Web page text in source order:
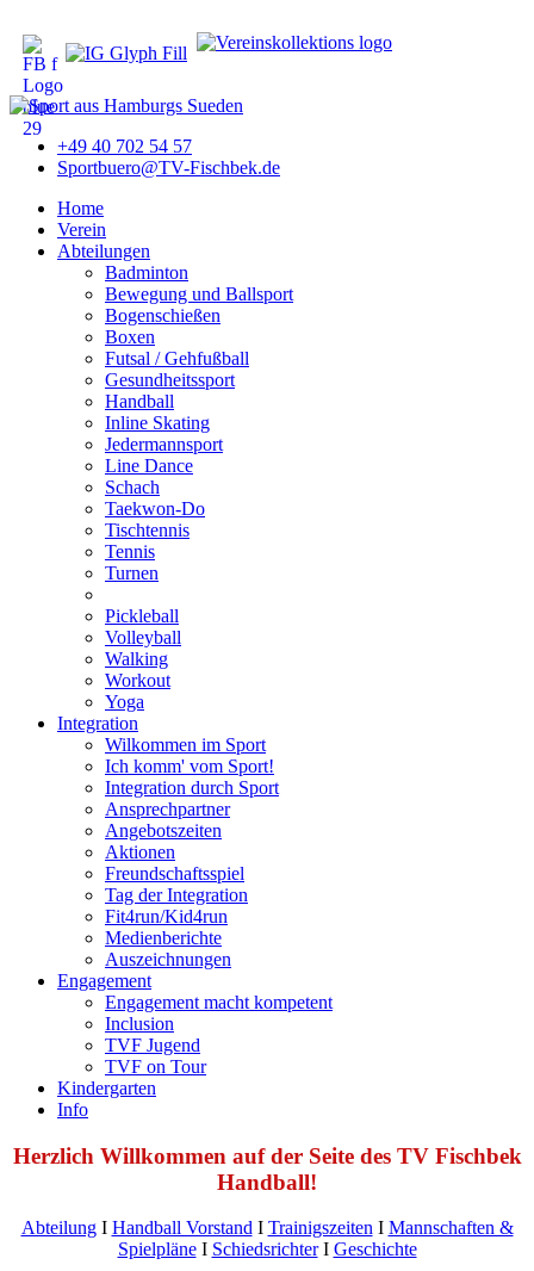
+49 40 702 54 57
Sportbuero@TV-Fischbek.de
Home
Verein
Abteilungen
Badminton
Bewegung und Ballsport
Bogenschießen
Boxen
Futsal / Gehfußball
Gesundheitssport
Handball
Inline Skating
Jedermannsport
Line Dance
Schach
Taekwon-Do
Tischtennis
Tennis
Turnen
Pickleball
Volleyball
Walking
Workout
Yoga
Integration
Wilkommen im Sport
Ich komm' vom Sport!
Integration durch Sport
Ansprechpartner
Angebotszeiten
Aktionen
Freundschaftsspiel
Tag der Integration
Fit4run/Kid4run
Medienberichte
Auszeichnungen
Engagement
Engagement macht kompetent
Inclusion
TVF Jugend
TVF on Tour
Kindergarten
Info
Herzlich Willkommen auf der Seite des TV Fischbek
Handball!
AbteilungΙ Handball Vorstand Ι TrainigszeitenΙ Mannschaften &
Spielpläne Ι Schiedsrichter Ι Geschichte